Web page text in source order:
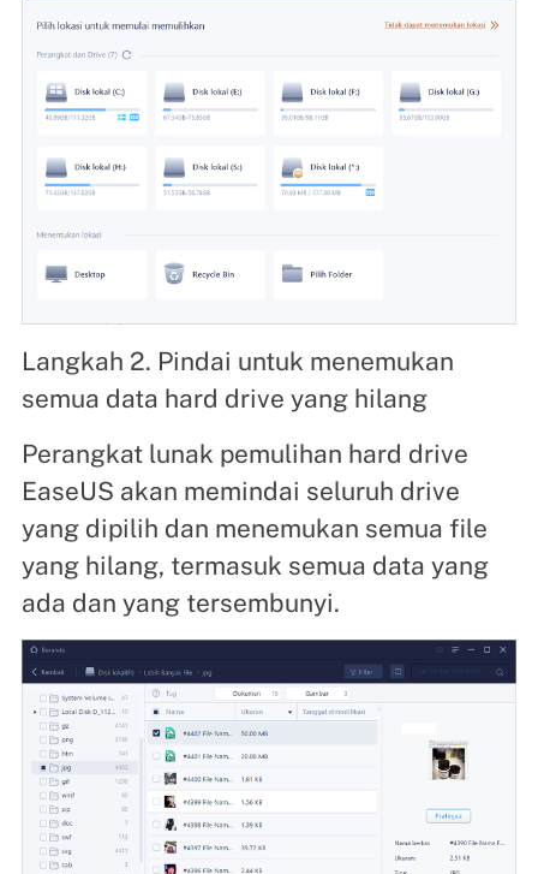
Langkah 2. Pindai untuk menemukan
semua data hard drive yang hilang
Perangkat lunak pemulihan hard drive
EaseUS akan memindai seluruh drive
yang dipilih dan menemukan semua file
yang hilang, termasuk semua data yang
ada dan yang tersembunyi.